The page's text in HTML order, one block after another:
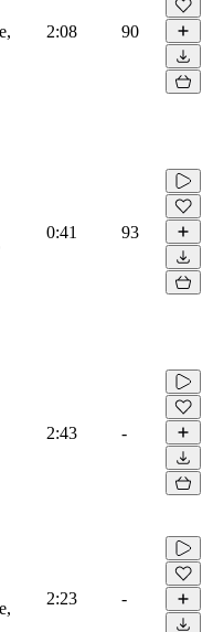
2:08 90
0:41 93
2:43 -
2:23 -